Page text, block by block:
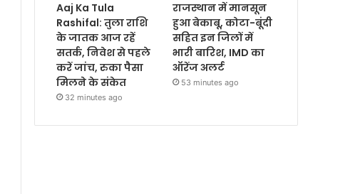
Aaj Ka Tula
Rashifal: तुला राशि
के जातक आज रहें
सतर्क, निवेश से पहले
करें जांच, रुका पैसा
मिलने के संकेत
32 minutes ago
राजस्थान में मानसून
हुआ बेकाबू, कोटा-बूंदी
सहित इन जिलों में
भारी बारिश, IMD का
ऑरेंज अलर्ट
53 minutes ago